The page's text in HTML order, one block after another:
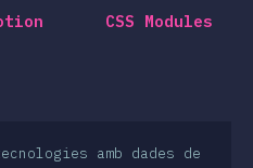
CSS Modules
amb dades de